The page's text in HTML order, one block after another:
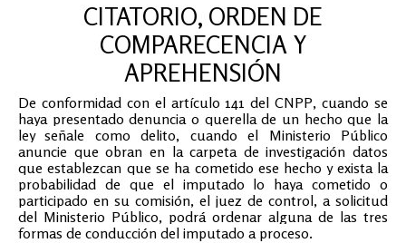
CITATORIO, ORDEN DE
COMPARECENCIA Y
APREHENSIÓN
De conformidad con el artículo 141 del CNPP, cuando se
haya presentado denuncia o querella de un hecho que la
ley señale como delito, cuando el Ministerio Público
anuncie que obran en la carpeta de investigación datos
que establezcan que se ha cometido ese hecho y exista la
probabilidad de que el imputado lo haya cometido o
participado en su comisión, el juez de control, a solicitud
del Ministerio Público, podrá ordenar alguna de las tres
formas de conducción del imputado a proceso.